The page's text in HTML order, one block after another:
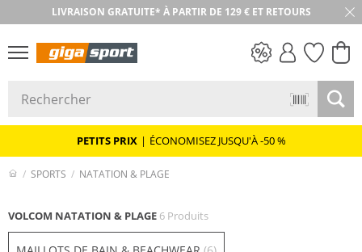
LIVRAISON GRATUITE* À PARTIR DE 129 € ET RETOURS
RETOUR SOUS 30 JOURS
PETITS PRIX | ÉCONOMISEZ JUSQU'À -50 %
SPORTS NATATION & PLAGE
VOLCOM NATATION & PLAGE 6 Produits